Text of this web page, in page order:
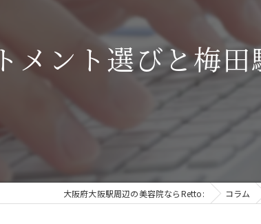
トリート
縮毛矯正
メント選びと梅
大阪府大阪駅周辺の美容院ならRetto: コラム